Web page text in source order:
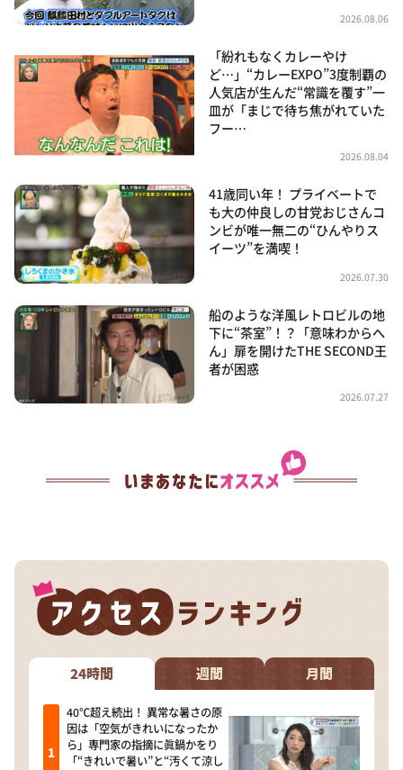
2026.08.06
「紛れもなくカレーやけ
ど…」“カレーEXPO”3度制覇の
人気店が生んだ“常識を覆す”一
皿が「まじで待ち焦がれていた
フー…
2026.08.04
41歳同い年！ プライベートで
も大の仲良しの甘党おじさんコ
ンビが唯一無二の“ひんやりス
イーツ”を満喫！
2026.07.30
船のような洋風レトロビルの地
下に“茶室”！？「意味わからへ
ん」扉を開けたTHE SECOND王
者が困惑
2026.07.27
24時間 週間 月間
40℃超え続出！ 異常な暑さの原
因は「空気がきれいになったか
ら」専門家の指摘に眞鍋かをり
「“きれいで暑い”と“汚くて涼し